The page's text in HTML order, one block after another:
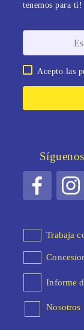
tenemos para ti!
Acepto las
Trabaja
Informe
Nosotros